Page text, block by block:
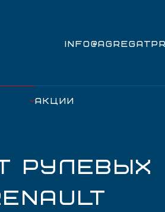
АКЦИИ
РУЛЕВЫХ